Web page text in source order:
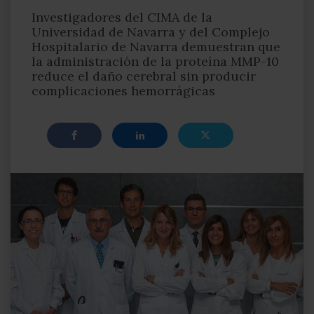
Investigadores del CIMA de la
Universidad de Navarra y del Complejo
Hospitalario de Navarra demuestran que
la administración de la proteína MMP-10
reduce el daño cerebral sin producir
complicaciones hemorrágicas